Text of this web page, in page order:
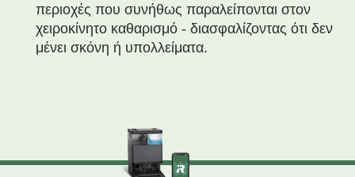
περιοχές που συνήθως παραλείπονται στον
χειροκίνητο καθαρισμό - διασφαλίζοντας ότι δεν
μένει σκόνη ή υπολλείματα.